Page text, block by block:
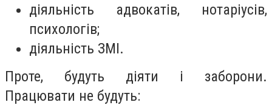
діяльність адвокатів, нотаріусів,
психологів;
діяльність ЗМІ.
Проте, будуть діяти і заборони.
Працювати не будуть: